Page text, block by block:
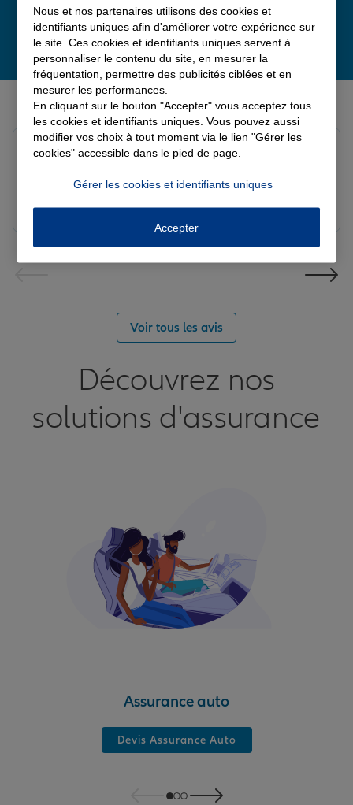
Derniers avis de nos agences Allianz
Bon suivi de mon sinistre, merci
Louis M.
Voir tous les avis
Découvrez nos
solutions d'assurance
Assurance auto
Devis Assurance Auto
Nous et nos partenaires utilisons des cookies et
identifiants uniques afin d'améliorer votre expérience sur
le site. Ces cookies et identifiants uniques servent à
personnaliser le contenu du site, en mesurer la
fréquentation, permettre des publicités ciblées et en
mesurer les performances.
En cliquant sur le bouton "Accepter" vous acceptez tous
les cookies et identifiants uniques. Vous pouvez aussi
modifier vos choix à tout moment via le lien "Gérer les
cookies" accessible dans le pied de page.
Gérer les cookies et identifiants uniques
Accepter